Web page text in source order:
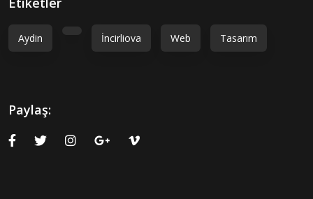
Aydin İncirliova Web Tasarım
Paylaş: